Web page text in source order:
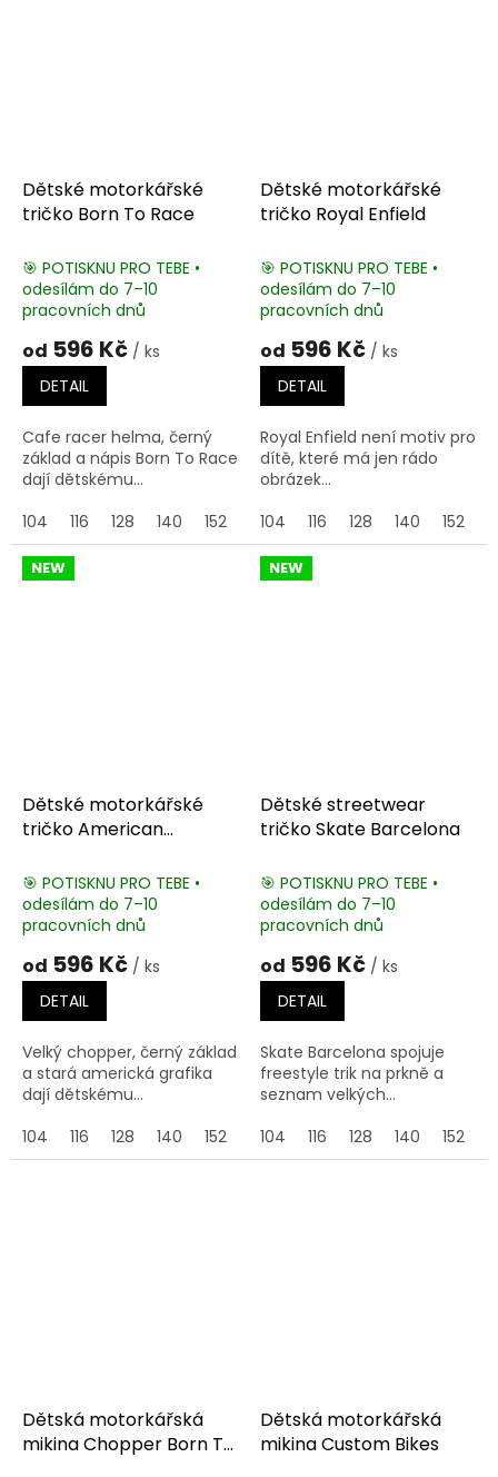
Dětské motorkářské
tričko Born To Race
🎯 POTISKNU PRO TEBE •
odesílám do 7–10
pracovních dnů
od 596 Kč / ks
DETAIL
Cafe racer helma, černý
základ a nápis Born To Race
dají dětskému...
104
116 128 140 152 164
Dětské motorkářské
tričko Royal Enfield
🎯 POTISKNU PRO TEBE •
odesílám do 7–10
pracovních dnů
od 596 Kč / ks
DETAIL
Royal Enfield není motiv pro
dítě, které má jen rádo
obrázek...
104
116 128 140 152
NEW
Dětské motorkářské
tričko American
🎯 POTISKNU PRO TEBE •
odesílám do 7–10
pracovních dnů
od 596 Kč / ks
DETAIL
Velký chopper, černý základ
a stará americká grafika
dají dětskému...
104
116 128 140 152 164
NEW
Dětské streetwear
tričko Skate Barcelona
🎯 POTISKNU PRO TEBE •
odesílám do 7–10
pracovních dnů
od 596 Kč / ks
DETAIL
Skate Barcelona spojuje
freestyle trik na prkně a
seznam velkých...
104
116 128 140 152
Dětská motorkářská
mikina Chopper Born To
Dětská motorkářská
mikina Custom Bikes